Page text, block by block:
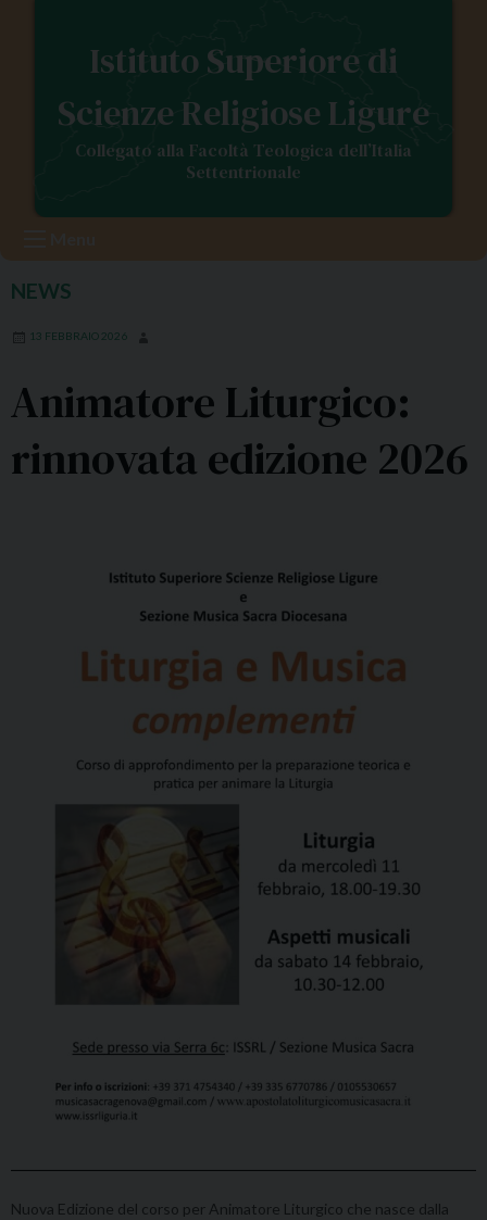
Istituto Superiore di
Scienze Religiose Ligure
Collegato alla Facoltà Teologica dell’Italia
Settentrionale
NEWS
13 FEBBRAIO 2026
Animatore Liturgico:
rinnovata edizione 2026
Nuova Edizione del corso per Animatore Liturgico che nasce dalla